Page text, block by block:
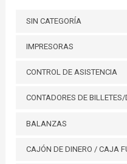
SIN CATEGORÍA
IMPRESORAS
CONTROL DE ASISTENCIA
CONTADORES DE BILLETES/
BALANZAS
CAJÓN DE DINERO / CAJA